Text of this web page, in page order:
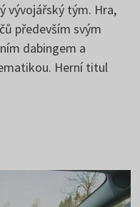
vývojářský tým. Hra,
především svým
dabingem a
Herní titul